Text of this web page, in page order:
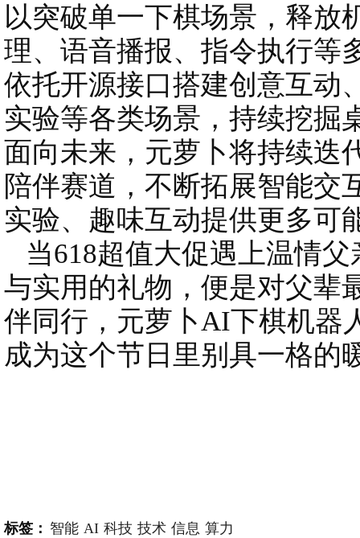
以突破单一下棋场景，释放
理、语音播报、指令执行等
依托开源接口搭建创意互动
实验等各类场景，持续挖掘
面向未来，元萝卜将持续迭
陪伴赛道，不断拓展智能交
实验、趣味互动提供更多可
当618超值大促遇上温情
与实用的礼物，便是对父辈
伴同行，元萝卜AI下棋机器
成为这个节日里别具一格的
标签： 智能 AI 科技 技术 信息 算力